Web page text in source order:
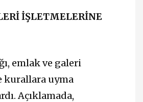
İŞLETMELERİNE
emlak ve galeri
kurallara uyma
Açıklamada,